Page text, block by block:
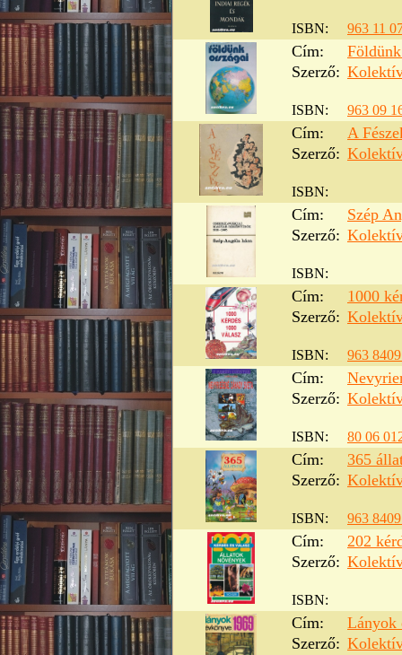
ISBN: 963 11
Cím:
Szerző:
ISBN: 963 09
Cím:
A
Szerző:
ISBN:
Cím:
Szép
Szerző:
ISBN:
Cím:
1000
Szerző:
ISBN: 963
Cím:
Szerző:
ISBN: 80 06
Cím:
365
Szerző:
ISBN: 963
Cím:
202
Szerző:
ISBN:
Cím:
Lányok
Szerző: